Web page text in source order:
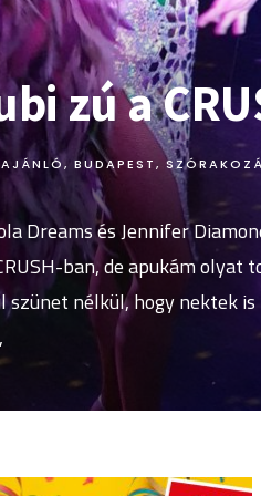
zú a
AJÁNLÓ, BUDAPEST,
Dreams és Jennifer
ban, de apukám olyat
szünet nélkül, hogy nektek